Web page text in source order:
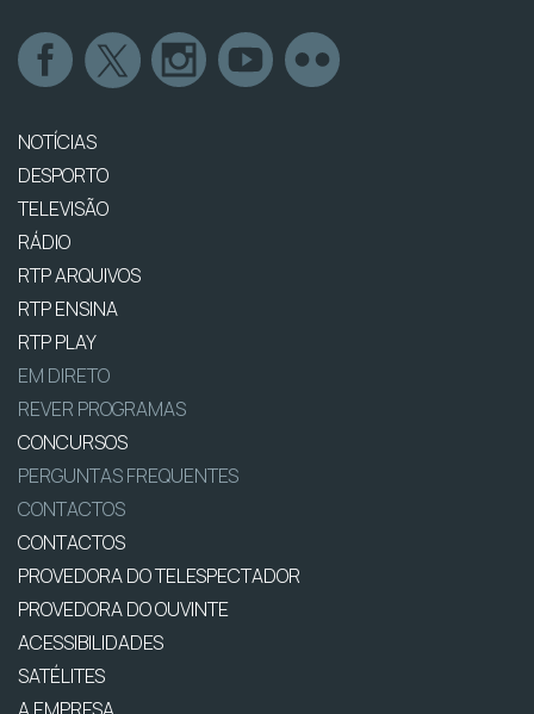
NOTÍCIAS
DESPORTO
TELEVISÃO
RÁDIO
RTP ARQUIVOS
RTP ENSINA
RTP PLAY
EM DIRETO
REVER PROGRAMAS
CONCURSOS
PERGUNTAS FREQUENTES
CONTACTOS
CONTACTOS
PROVEDORA DO TELESPECTADOR
PROVEDORA DO OUVINTE
ACESSIBILIDADES
SATÉLITES